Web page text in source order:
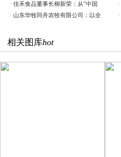
· 佳禾食品董事长柳新荣：从“中国 ·
· 山东华牧同舟农牧有限公司：以全 ·
相关图库hot